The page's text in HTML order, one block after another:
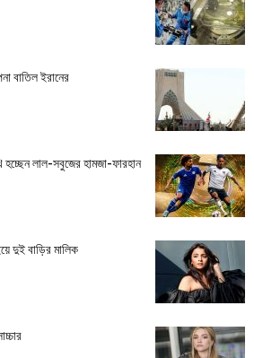
বাতিল ইরানের
হচ্ছেন লাল-সবুজের হামজা-ফারহান
দুই বাড়ির মালিক